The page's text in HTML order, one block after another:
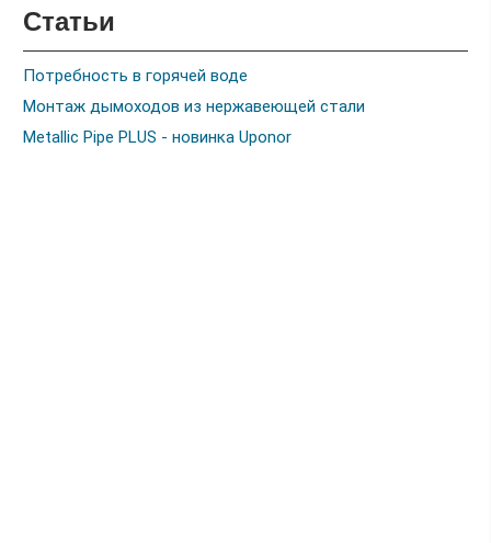
Статьи
Потребность в горячей воде
Монтаж дымоходов из нержавеющей стали
Metallic Pipe PLUS - новинка Uponor